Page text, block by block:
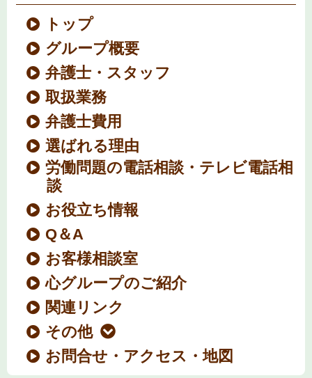
トップ
グループ概要
弁護士・スタッフ
取扱業務
弁護士費用
選ばれる理由
労働問題の電話相談・テレビ電話相
談
お役立ち情報
Q＆A
お客様相談室
心グループのご紹介
関連リンク
その他
お問合せ・アクセス・地図